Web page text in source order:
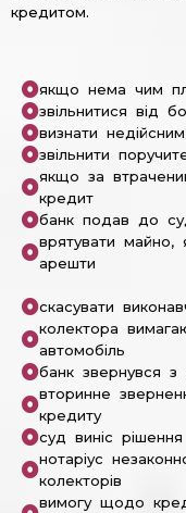
кредитом.
якщо нема чим
звільнитися від
визнати
звільнити
якщо за
кредит
банк подав до
врятувати майно,
арешти
скасувати
колектора
автомобіль
банк звернувся
вторинне
кредиту
суд виніс
нотаріус
колекторів
вимогу щодо